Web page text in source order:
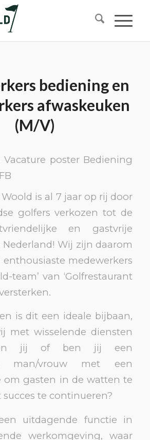
bediening en
afwaskeuken
(M/V)
is al 7 jaar op rij door
golfers verkozen tot de
en gastvrije
Wij zijn daarom
medewerkers
team’ van ‘Golfrestaurant
is dit een ideale bijbaan,
met wisselende diensten
jij of ben jij een
man/vrouw met een
om gasten in de watten te
te continueren?
uitdagende functie in
werkomgeving, waar